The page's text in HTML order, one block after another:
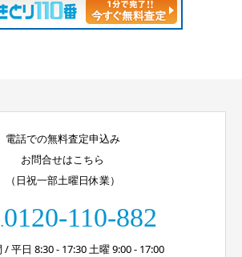
電話での無料査定申込み
お問合せはこちら
（日祝一部土曜日休業）
0120-110-882
/ 平日 8:30 - 17:30 土曜 9:00 - 17:00